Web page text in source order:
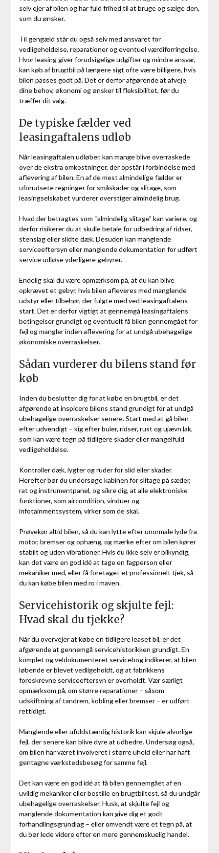
selv ejer af bilen og har fuld frihed til at bruge og sælge den,
som du ønsker.
Til gengæld står du også selv med ansvaret for
vedligeholdelse, reparationer og eventuel værdiforringelse.
Hvor leasing giver forudsigelige udgifter og mindre ansvar,
kan køb af brugtbil på længere sigt ofte være billigere, hvis
bilen passes godt på. Det er derfor afgørende at afveje
dine behov, økonomi og ønsker til fleksibilitet, før du
træffer dit valg.
De typiske fælder ved
leasingaftalens udløb
Når leasingaftalen udløber, kan mange blive overraskede
over de ekstra omkostninger, der opstår i forbindelse med
aflevering af bilen. En af de mest almindelige fælder er
uforudsete regninger for småskader og slitage, som
leasingselskabet vurderer overstiger almindelig brug.
Hvad der betragtes som “almindelig slitage” kan variere, og
derfor risikerer du at skulle betale for udbedring af ridser,
stenslag eller slidte dæk. Desuden kan manglende
serviceeftersyn eller manglende dokumentation for udført
service udløse yderligere gebyrer.
Endelig skal du være opmærksom på, at du kan blive
opkrævet et gebyr, hvis bilen afleveres med manglende
udstyr eller tilbehør, der fulgte med ved leasingaftalens
start. Det er derfor vigtigt at gennemgå leasingaftalens
betingelser grundigt og eventuelt få bilen gennemgået for
fejl og mangler inden aflevering for at undgå ubehagelige
økonomiske overraskelser.
Sådan vurderer du bilens stand før
køb
Inden du beslutter dig for at købe en brugtbil, er det
afgørende at inspicere bilens stand grundigt for at undgå
ubehagelige overraskelser senere. Start med at gå bilen
efter udvendigt – kig efter buler, ridser, rust og ujævn lak,
som kan være tegn på tidligere skader eller mangelfuld
vedligeholdelse.
Kontroller dæk, lygter og ruder for slid eller skader.
Herefter bør du undersøge kabinen for slitage på sæder,
rat og instrumentpanel, og sikre dig, at alle elektroniske
funktioner, som aircondition, vinduer og
infotainmentsystem, virker som de skal.
Prøvekør altid bilen, så du kan lytte efter unormale lyde fra
motor, bremser og ophæng, og mærke efter om bilen kører
stabilt og uden vibrationer. Hvis du ikke selv er bilkyndig,
kan det være en god idé at tage en fagperson eller
mekaniker med, eller få foretaget et professionelt tjek, så
du kan købe bilen med ro i maven.
Servicehistorik og skjulte fejl:
Hvad skal du tjekke?
Når du overvejer at købe en tidligere leaset bil, er det
afgørende at gennemgå servicehistorikken grundigt. En
komplet og veldokumenteret servicebog indikerer, at bilen
løbende er blevet vedligeholdt, og at fabrikkens
foreskrevne serviceeftersyn er overholdt. Vær særligt
opmærksom på, om større reparationer – såsom
udskiftning af tandrem, kobling eller bremser – er udført
rettidigt.
Manglende eller ufuldstændig historik kan skjule alvorlige
fejl, der senere kan blive dyre at udbedre. Undersøg også,
om bilen har været involveret i større uheld eller har haft
gentagne værkstedsbesøg for samme fejl.
Det kan være en god idé at få bilen gennemgået af en
uvildig mekaniker eller bestille en brugtbiltest, så du undgår
ubehagelige overraskelser. Husk, at skjulte fejl og
manglende dokumentation kan give dig et godt
forhandlingsgrundlag – eller omvendt være et tegn på, at
du bør lede videre efter en mere gennemskuelig handel.